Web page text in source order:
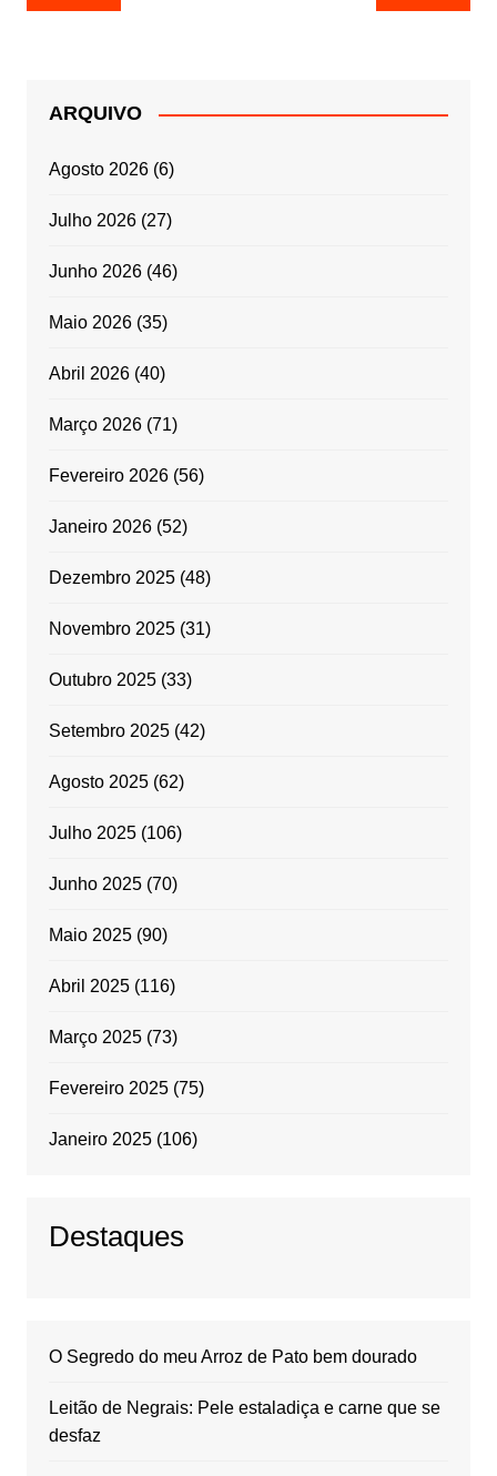
de
ARQUIVO
Agosto 2026(6)
Julho 2026(27)
Junho 2026(46)
Maio 2026(35)
Abril 2026(40)
Março 2026(71)
Fevereiro 2026(56)
Janeiro 2026(52)
Dezembro 2025(48)
Novembro 2025(31)
Outubro 2025(33)
Setembro 2025(42)
Agosto 2025(62)
Julho 2025(106)
Junho 2025(70)
Maio 2025(90)
Abril 2025(116)
Março 2025(73)
Fevereiro 2025(75)
Janeiro 2025(106)
Destaques
O Segredo do meu Arroz de Pato bem dourado
Leitão de Negrais: Pele estaladiça e carne que se
desfaz